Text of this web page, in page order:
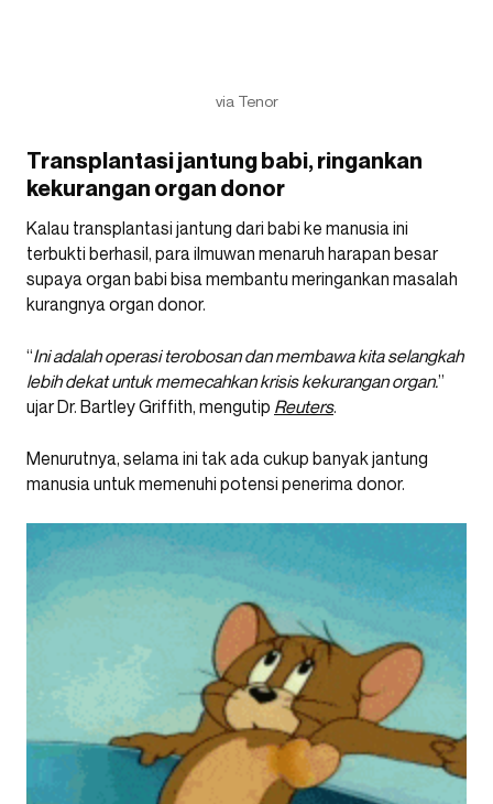
via Tenor
Transplantasi jantung babi, ringankan
kekurangan organ donor
Kalau transplantasi jantung dari babi ke manusia ini
terbukti berhasil, para ilmuwan menaruh harapan besar
supaya organ babi bisa membantu meringankan masalah
kurangnya organ donor.
“Ini adalah operasi terobosan dan membawa kita selangkah
lebih dekat untuk memecahkan krisis kekurangan organ.”
ujar Dr. Bartley Griffith, mengutip Reuters.
Menurutnya, selama ini tak ada cukup banyak jantung
manusia untuk memenuhi potensi penerima donor.